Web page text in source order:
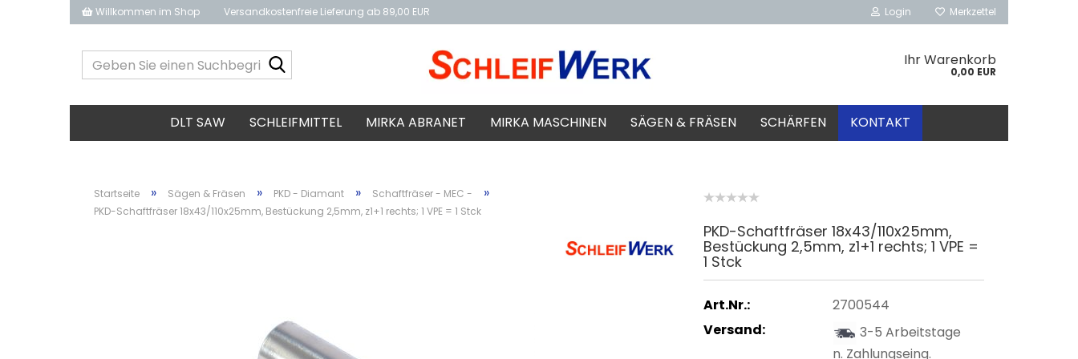
Willkommen im Shop Versandkostenfreie Lieferung ab 89,00 EUR Login Merkzettel
Sie
Suchbegriff
ein...
Ihr Warenkorb
0,00 EUR
DLT SAW SCHLEIFMITTEL MIRKA ABRANET MIRKA MASCHINEN SÄGEN & FRÄSEN SCHÄRFEN KONTAKT
Startseite » Sägen & Fräsen » PKD - Diamant » Schaftfräser - MEC - »
PKD-Schaftfräser 18x43/110x25mm, Bestückung 2,5mm, z1+1 rechts; 1 VPE = 1 Stck
PKD-Schaftfräser 18x43/110x25mm,
Bestückung 2,5mm, z1+1 rechts; 1 VPE =
1 Stck
Art.Nr.:
2700544
Versand:
3-5 Arbeitstage
n. Zahlungseing.